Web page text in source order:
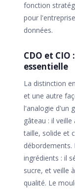
fonction
pour
données.
CDO et
essentielle
La distinction
et une autre
l'analogie d'un
gâteau : il
taille, solide et
débordements.
ingrédients : il
sucre, et veille
qualité. Le